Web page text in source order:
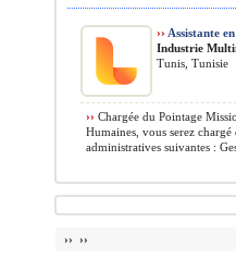
›› Assistante
Industrie
Tunis, Tunisie
›› Chargée du Pointage
Humaines, vous serez chargé
administratives suivantes :
›› ››